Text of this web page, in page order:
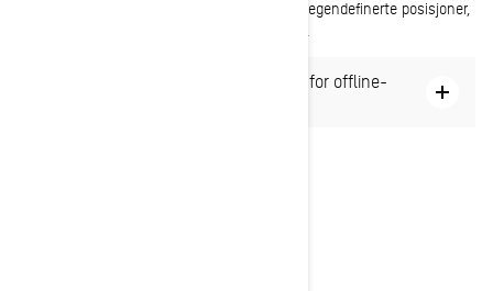
lokalisering av venner på kartet og lagring av egendefinerte posisjoner,
Slik laster du ned et område av kartet for offline-